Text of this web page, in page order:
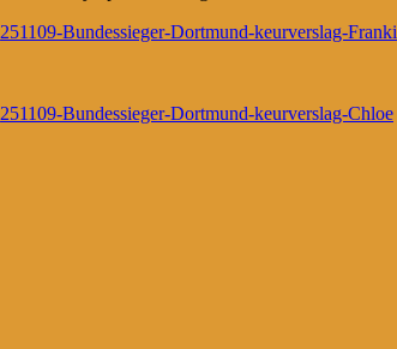
251109-Bundessieger-Dortmund-keurverslag-Franki
251109-Bundessieger-Dortmund-keurverslag-Chloe